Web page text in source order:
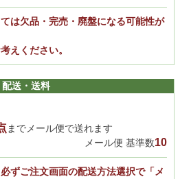
は欠品・完売・廃盤になる可能性が
えください。
配送・送料
までメール便で送れます
メール便 基準数10
ずご注文画面の配送方法選択で「メ